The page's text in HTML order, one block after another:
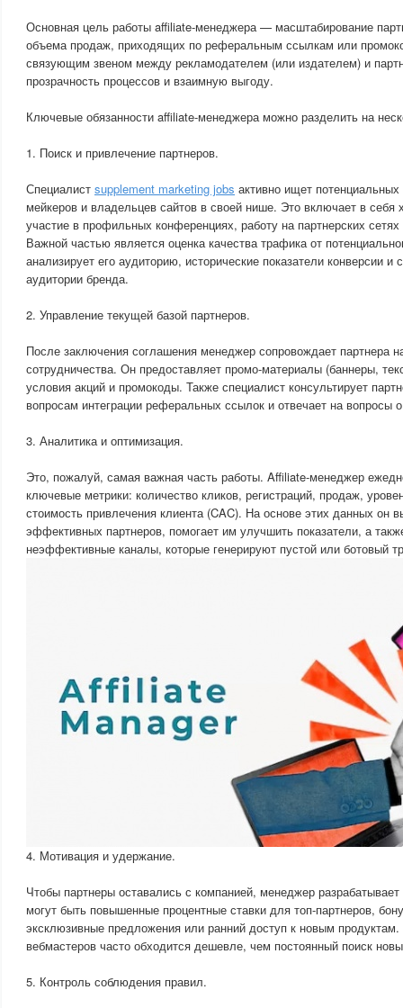
Основная цель работы affiliate-менеджера — масштабирование
объема продаж, приходящих по реферальным ссылкам или
связующим звеном между рекламодателем (или издателем) и
прозрачность процессов и взаимную выгоду.
Ключевые обязанности affiliate-менеджера можно разделить на
1. Поиск и привлечение партнеров.
Специалист supplement marketing jobs активно ищет
мейкеров и владельцев сайтов в своей нише. Это включает в себя
участие в профильных конференциях, работу на партнерских
Важной частью является оценка качества трафика от
анализирует его аудиторию, исторические показатели конверсии и
аудитории бренда.
2. Управление текущей базой партнеров.
После заключения соглашения менеджер сопровождает партнера
сотрудничества. Он предоставляет промо-материалы (баннеры,
условия акций и промокоды. Также специалист консультирует
вопросам интеграции реферальных ссылок и отвечает на вопросы
3. Аналитика и оптимизация.
Это, пожалуй, самая важная часть работы. Affiliate-менеджер
ключевые метрики: количество кликов, регистраций, продаж,
стоимость привлечения клиента (CAC). На основе этих данных он
эффективных партнеров, помогает им улучшить показатели, а
неэффективные каналы, которые генерируют пустой или ботовый
4. Мотивация и удержание.
Чтобы партнеры оставались с компанией, менеджер
могут быть повышенные процентные ставки для топ-партнеров,
эксклюзивные предложения или ранний доступ к новым
вебмастеров часто обходится дешевле, чем постоянный поиск
5. Контроль соблюдения правил.